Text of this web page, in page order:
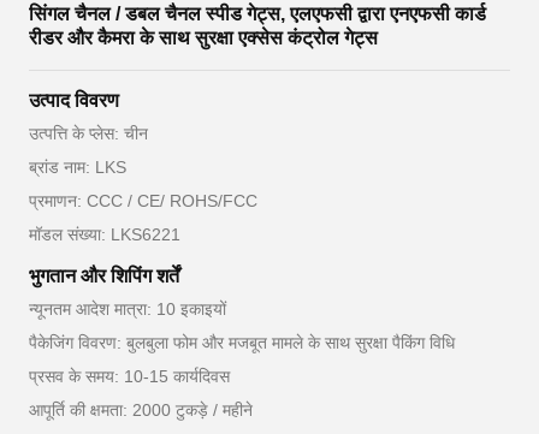
सिंगल चैनल / डबल चैनल स्पीड गेट्स, एलएफसी द्वारा एनएफसी कार्ड
रीडर और कैमरा के साथ सुरक्षा एक्सेस कंट्रोल गेट्स
उत्पाद विवरण
उत्पत्ति के प्लेस: चीन
ब्रांड नाम: LKS
प्रमाणन: CCC / CE/ ROHS/FCC
मॉडल संख्या: LKS6221
भुगतान और शिपिंग शर्तें
न्यूनतम आदेश मात्रा: 10 इकाइयों
पैकेजिंग विवरण: बुलबुला फोम और मजबूत मामले के साथ सुरक्षा पैकिंग विधि
प्रसव के समय: 10-15 कार्यदिवस
आपूर्ति की क्षमता: 2000 टुकड़े / महीने